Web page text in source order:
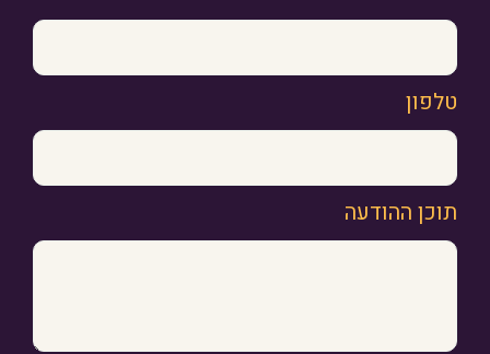
טלפון
תוכן ההודעה